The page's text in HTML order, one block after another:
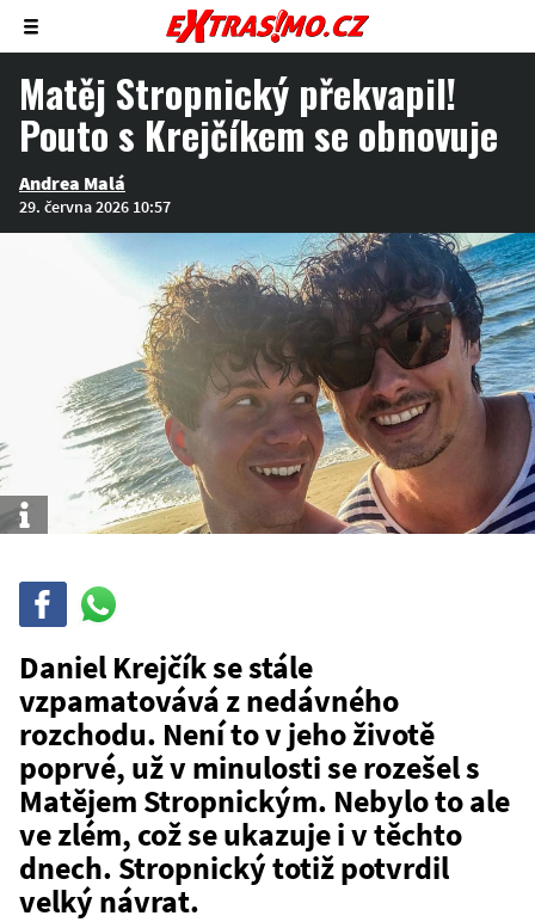
Zobrazit/skrýt
menu
Matěj Stropnický překvapil!
Pouto s Krejčíkem se obnovuje
Andrea Malá
29. června 2026 10:57
Info
Sdílej
WhatsAppu
Daniel Krejčík se stále
vzpamatovává z nedávného
rozchodu. Není to v jeho životě
poprvé, už v minulosti se rozešel s
Matějem Stropnickým. Nebylo to ale
ve zlém, což se ukazuje i v těchto
dnech. Stropnický totiž potvrdil
velký návrat.